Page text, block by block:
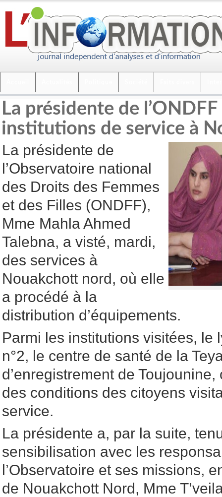
La présidente de
institutions de service à
La présidente de
l’Observatoire national
des Droits des Femmes
et des Filles (ONDFF),
Mme Mahla Ahmed
Talebna, a visté, mardi,
des services à
Nouakchott nord, où elle
a procédé à la
distribution d’équipements.
Parmi les institutions visitées, le
n°2, le centre de santé de la
d’enregistrement de Toujounine,
des conditions des citoyens
service.
La présidente a, par la suite,
sensibilisation avec les
l’Observatoire et ses missions,
de Nouakchott Nord, Mme